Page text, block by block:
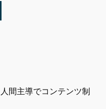
間主導でコンテンツ制